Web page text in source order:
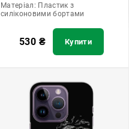
Матеріал: Пластик з
силіконовими бортами
530 ₴ Купити